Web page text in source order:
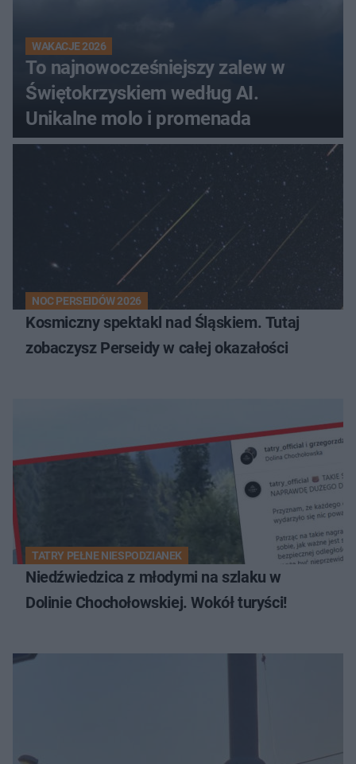
WAKACJE 2026
To najnowocześniejszy zalew w
Świętokrzyskiem według AI.
Unikalne molo i promenada
NOC PERSEIDÓW 2026
Kosmiczny spektakl nad Śląskiem. Tutaj
zobaczysz Perseidy w całej okazałości
TATRY PEŁNE NIESPODZIANEK
Niedźwiedzica z młodymi na szlaku w
Dolinie Chochołowskiej. Wokół turyści!